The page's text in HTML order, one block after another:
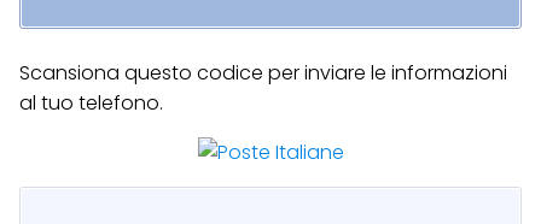
Scansiona questo codice per inviare le informazioni
al tuo telefono.